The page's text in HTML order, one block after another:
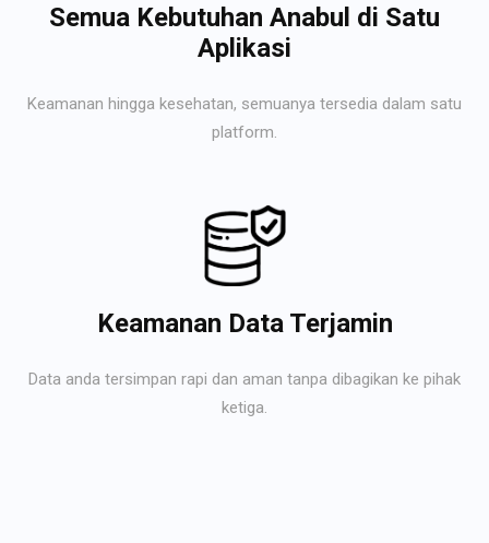
Semua Kebutuhan Anabul di Satu
Aplikasi
Keamanan hingga kesehatan, semuanya tersedia dalam satu
platform.
Keamanan Data Terjamin
Data anda tersimpan rapi dan aman tanpa dibagikan ke pihak
ketiga.